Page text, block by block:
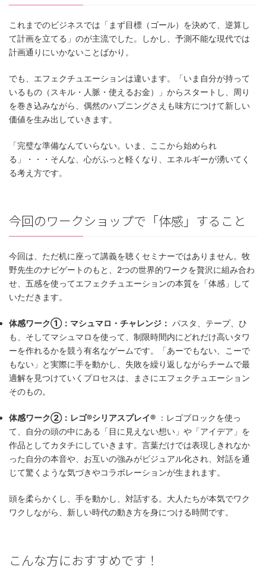
これまでのビジネスでは「まず目標（ゴール）を決めて、逆算し
て計画を立てる」のが主流でした。しかし、予測不能な現代では
計画通りにいかないことばかり。
でも、エフェクチュエーションは違います。「いま自分が持って
いるもの（スキル・人脈・使えるお金）」からスタートし、周り
を巻き込みながら、偶然のハプニングさえも味方につけて新しい
価値を生み出していきます。
「完璧な準備なんていらない。いま、ここから始められ
る」・・・そんな、心がふっと軽くなり、エネルギーが湧いてく
る考え方です。
今回のワークショップで「体感」すること
今回は、ただ机に座って講義を聴くセミナーではありません。牧
野先生のナビゲートのもと、2つの世界的ワークを贅沢に組み合わ
せ、五感を使ってエフェクチュエーションの本質を「体感」して
いただきます。
体感ワーク①：マシュマロ・チャレンジ： パスタ、テープ、ひ
も、そしてマシュマロを使って、制限時間内にどれだけ高いタワ
ーを作れるかを競う有名なゲームです。「あーでもない、こーで
もない」と実際に手を動かし、失敗を繰り返しながらチームで最
適解を見つけていくプロセスは、まさにエフェクチュエーション
そのもの。
体感ワーク②：レゴ®シリアスプレイ® ：レゴブロックを使っ
て、自分の頭の中にある「目に見えない想い」や「アイデア」を
作品としてカタチにしていきます。言葉だけでは表現しきれなか
った自分の本音や、お互いの強みがビジュアル化され、対話を通
じて驚くような気づきやコラボレーションが生まれます。
頭を柔らかくし、手を動かし、対話する。大人たちが本気でワク
ワクしながら、新しい時代の動き方を身につける時間です。
こんな方におすすめです！